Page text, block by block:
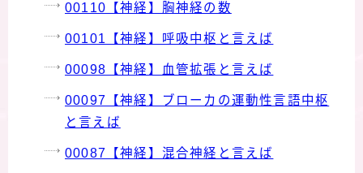
00110【神経】胸神経の数
00101【神経】呼吸中枢と言えば
00098【神経】血管拡張と言えば
00097【神経】ブローカの運動性言語中枢
と言えば
00087【神経】混合神経と言えば